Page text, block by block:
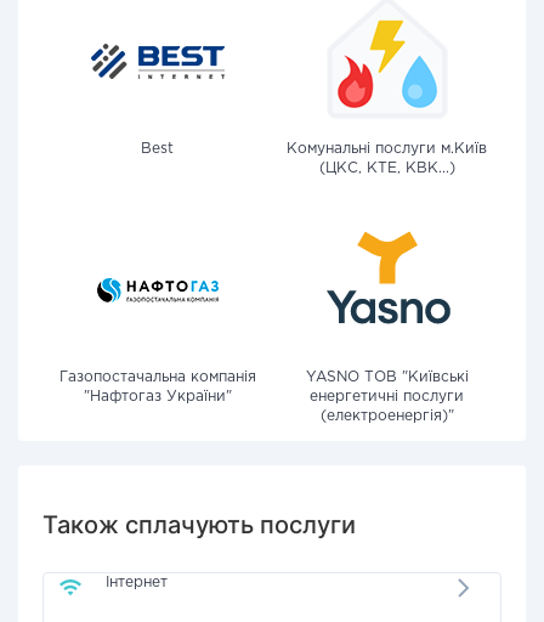
Best
Комунальні послуги м.Київ
(ЦКС, КТЕ, КВК...)
Газопостачальна компанія
"Нафтогаз України"
YASNO ТОВ "Київські
енергетичні послуги
(електроенергія)"
Також сплачують послуги
Інтернет